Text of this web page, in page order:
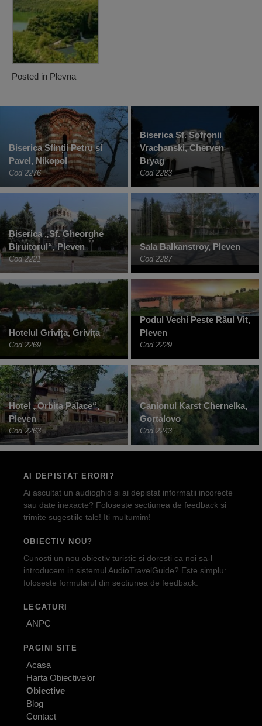
Posted in Plevna
Biserica Sfinții Petru și
Pavel, Nikopol
Cod 2276
Biserica Sf. Sofronii
Vrachanski, Cherven
Bryag
Cod 2283
Biserica „Sf. Gheorghe
Biruitorul“, Pleven
Cod 2221
Sala Balkanstroy, Pleven
Cod 2287
Hotelul Grivița, Grivița
Cod 2269
Podul Vechi Peste Râul Vit,
Pleven
Cod 2229
Hotel „Orbita Palace“,
Pleven
Cod 2263
Canionul Karst Chernelka,
Gortalovo
Cod 2243
AI DEPISTAT ERORI?
Ai ascultat un audioghid si ai depistat informatii incorecte
sau date inexacte? Foloseste sectiunea de feedback si
trimite sugestiile tale! Iti multumim!
OBIECTIV NOU?
Cunosti un nou obiectiv turistic si doresti ca noi sa-l
introducem in sistemul AudioTravelGuide? Este simplu:
foloseste formularul din sectiunea de feedback.
LEGATURI
ANPC
PAGINI SITE
Acasa
Harta Obiectivelor
Obiective
Blog
Contact